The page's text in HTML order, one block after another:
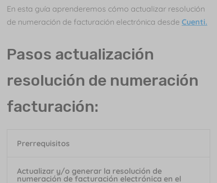
En esta guía aprenderemos cómo actualizar resolución
de numeración de facturación electrónica desde Cuenti.
Pasos actualización
resolución de numeración
facturación:
Prerrequisitos
Actualizar y/o generar la resolución de
numeración de facturación electrónica en el